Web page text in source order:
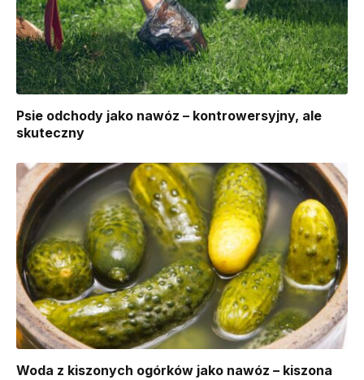
Psie odchody jako nawóz – kontrowersyjny, ale
skuteczny
Woda z kiszonych ogórków jako nawóz – kiszona